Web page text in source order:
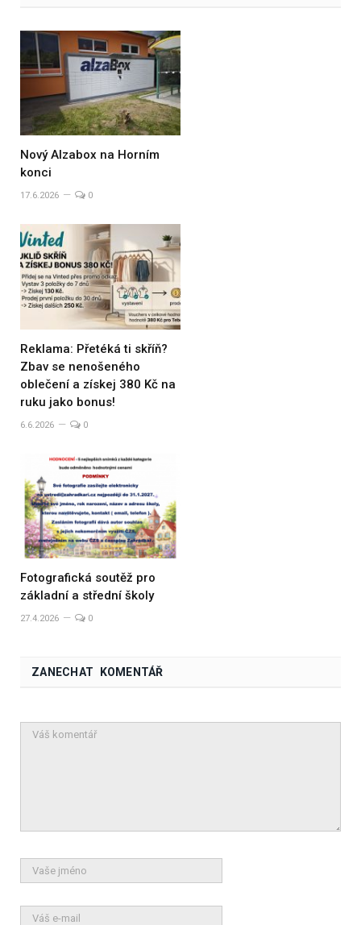
Nový Alzabox na Horním
konci
17.6.2026 0
Reklama: Přetéká ti skříň?
Zbav se nenošeného
oblečení a získej 380 Kč na
ruku jako bonus!
6.6.2026 0
Fotografická soutěž pro
základní a střední školy
27.4.2026 0
ZANECHAT KOMENTÁŘ